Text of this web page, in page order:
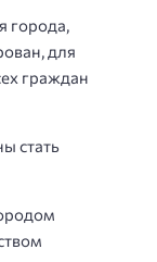
города,
для
граждан
стать